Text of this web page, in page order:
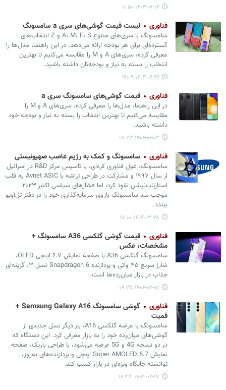
۱۴۰۴-۰۷-۱۴ ۱۱:۵۰
فناوری لیست قیمت گوشی‌های سری a سامسونگ
سامسونگ با سری‌های متنوع A، M، F، S و Z انتخاب‌های
گسترده‌ای برای هر بودجه ارائه می‌دهد. در این راهنما، مدل‌ها را
معرفی کرده، سری‌های A و M را مقایسه می‌کنیم تا بهترین
انتخاب را بسته به نیاز و بودجه‌تان داشته باشید.
۱۴۰۴-۰۶-۲۶ ۱۹:۰۹
فناوری قیمت گوشی‌های سامسونگ سری a
در این راهنما، مدل‌ها را معرفی کرده، سری‌های A و M را
مقایسه می‌کنیم تا بهترین انتخاب را بسته به نیاز و بودجه‌ خود
داشته باشید.
۱۴۰۴-۰۶-۱۳ ۱۸:۲۳
فناوری سامسونگ و کمک به رژیم غاصب صهیونیستی
سامسونگ، غول فناوری کره‌ای، با تاسیس مرکز R&D در اسرائیل
از سال ۱۹۹۷ و مشارکت در طراحی تراشه با Avnet ASIC به قلب
استارتاپ‌نیشن نفوذ کرد، اما فشارهای سیاسی اکتبر ۲۰۲۳
موجب شد سامسونگ بازوی سرمایه‌گذاری‌ خود را در دفتر تل‌آویو
ببندد.
۱۴۰۴-۰۳-۲۸ ۱۸:۰۰
فناوری
قیمت گوشی گلکسی A36 سامسونگ +
مشخصات، عکس
سامسونگ گلکسی A36 با صفحه نمایش ۶.۷ اینچی OLED،
شارژ سریع ۴۵ واتی و پردازنده Snapdragon 6 نسل ۳، گزینه‌ای
جذاب در بازار میان‌رده‌ها است.
۱۴۰۴-۰۲-۰۷ ۰۹:۳۸
فناوری
گوشی سامسونگ Samsung Galaxy A16 +
قمیت
سامسونگ با عرضه گلکسی A16، بار دیگر نسل جدیدی از
گوشی‌های میان‌رده خود را به بازار معرفی کرد. این دستگاه که
در دو نسخه 4G و 5G عرضه می‌شود، با طراحی باریک، صفحه
نمایش Super AMOLED 6.7 اینچی و پردازنده‌های به‌روز،
توانسته جایگاه ویژه‌ای در بازار کسب کند.
۱۴۰۳-۱۲-۱۷ ۱۶:۳۳